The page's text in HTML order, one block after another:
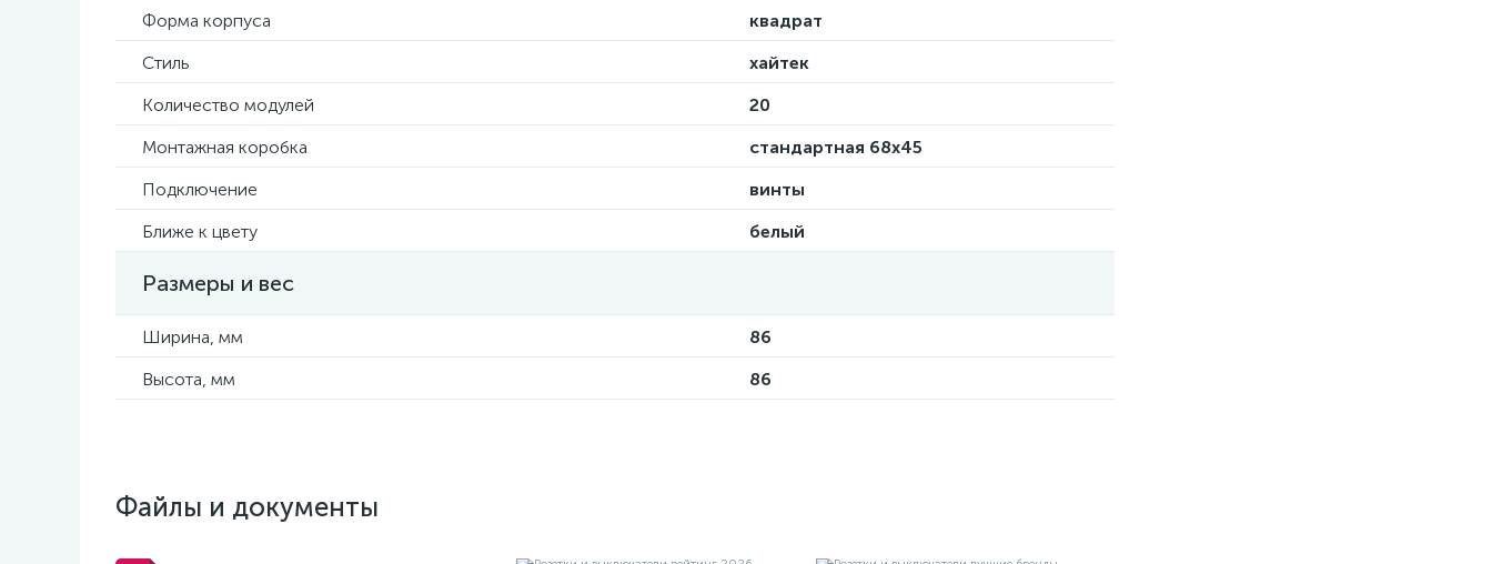
Форма корпуса
квадрат
Стиль
хайтек
Количество модулей
20
Монтажная коробка
стандартная 68х45
Подключение
винты
Ближе к цвету
белый
Размеры и вес
Ширина, мм
86
Высота, мм
86
Файлы и документы